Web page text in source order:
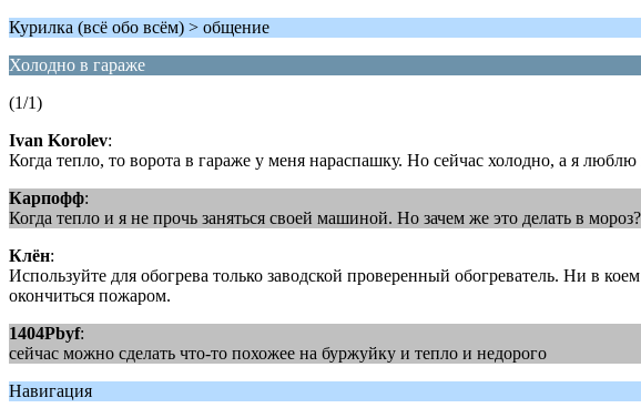
Курилка (всё обо всём) > общение
Холодно в гараже
(1/1)
Ivan Korolev:
Когда тепло, то ворота в гараже у меня нараспашку. Но сейчас холодно, а я
Карпофф:
Когда тепло и я не прочь заняться своей машиной. Но зачем же это делать в
Клён:
Используйте для обогрева только заводской проверенный обогреватель. Ни в
окончиться пожаром.
1404Pbyf:
сейчас можно сделать что-то похожее на буржуйку и тепло и недорого
Навигация